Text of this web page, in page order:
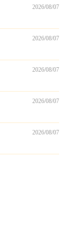
2026/08/07
2026/08/07
2026/08/07
2026/08/07
2026/08/07